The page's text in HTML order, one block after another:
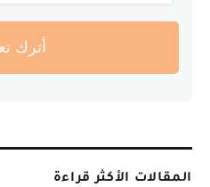
أترك
المقالات الأكثر قراءة